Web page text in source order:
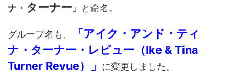
ナ・ ターナー 」 と命名。
グループ名も、
「アイク・アンド・ティ
ナ・ターナー・レビュー（Ike & Tina
Turner Revue）」
に変更しました。